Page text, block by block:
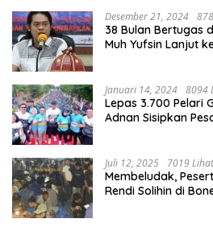
Desember 21, 2024
38 Bulan Bertugas
Muh Yufsin Lanjut
Januari 14, 2024 8094
Lepas 3.700 Pelari
Adnan Sisipkan
Juli 12, 2025 7019 Lihat
Membeludak,
Rendi Solihin di